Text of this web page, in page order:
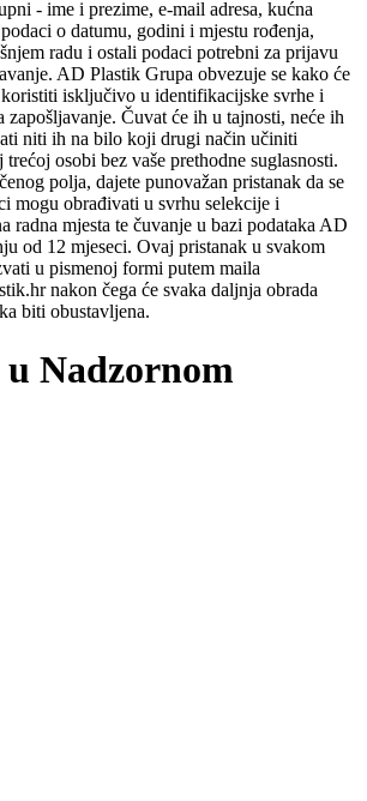
- ime i prezime, e-mail adresa, kućna
o datumu, godini i mjestu rođenja,
radu i ostali podaci potrebni za prijavu
AD Plastik Grupa obvezuje se kako će
koristiti isključivo u identifikacijske svrhe i
zapošljavanje. Čuvat će ih u tajnosti, neće ih
niti ih na bilo koji drugi način učiniti
osobi bez vaše prethodne suglasnosti.
polja, dajete punovažan pristanak da se
mogu obrađivati u svrhu selekcije i
radna mjesta te čuvanje u bazi podataka AD
od 12 mjeseci. Ovaj pristanak u svakom
u pismenoj formi putem maila
nakon čega će svaka daljnja obrada
biti obustavljena.
Nadzornom